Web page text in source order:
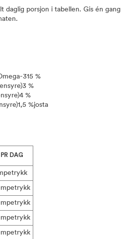
daglig porsjon i tabellen. Gis én gang
315 %
%
%
%josta
DAG